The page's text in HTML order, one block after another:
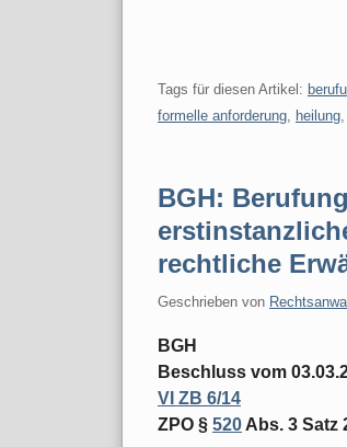
Tags für diesen Artikel:
formelle anforderung
heilung
BGH:
rechtliche
Geschrieben von
BGH
Beschluss vom
VI ZB 6/14
ZPO § 520 Abs. 3 Satz